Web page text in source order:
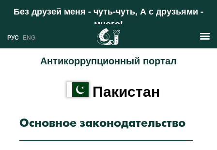
Без друзей меня - чуть-чуть, А с друзьями -
много!
Поддержать
РУС ENG
Антикоррупционный портал
Новости
Аналитика
Профили
Стран
Пакистан
Основное законодательство